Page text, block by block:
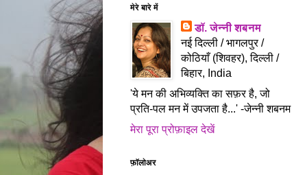
मेरे बारे में
डॉ. जेन्नी शबनम
नई दिल्ली / भागलपुर /
कोठियाँ (शिवहर), दिल्ली /
बिहार, India
'ये मन की अभिव्यक्ति का सफ़र है, जो
प्रति-पल मन में उपजता है...' -जेन्नी शबनम
मेरा पूरा प्रोफ़ाइल देखें
फ़ॉलोअर